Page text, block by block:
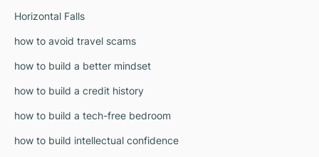
Horizontal Falls
how to avoid travel scams
how to build a better mindset
how to build a credit history
how to build a tech-free bedroom
how to build intellectual confidence